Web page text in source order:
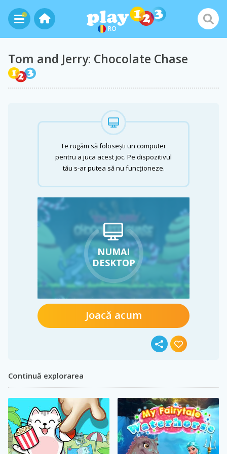
RO
Tom and Jerry: Chocolate Chase
Te rugăm să folosești un computer
pentru a juca acest joc. Pe dispozitivul
tău s-ar putea să nu funcționeze.
NUMAI
DESKTOP
Joacă acum
Continuă explorarea